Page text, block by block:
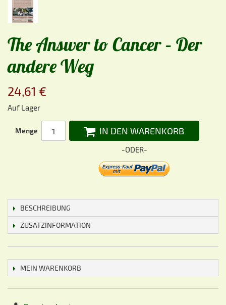
The Answer to Cancer – Der
andere Weg
24,61 €
Auf Lager
Menge IN DEN WARENKORB
-ODER-
BESCHREIBUNG
ZUSATZINFORMATION
MEIN WARENKORB